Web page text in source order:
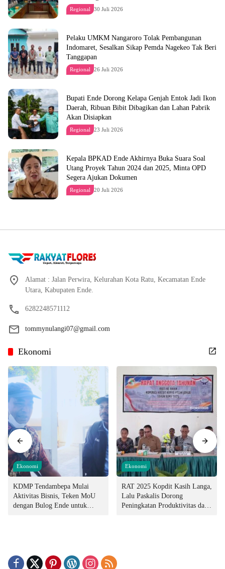
Regional 30 Juli 2026
Pelaku UMKM Nangaroro Tolak Pembangunan
Indomaret, Sesalkan Sikap Pemda Nagekeo Tak Beri
Tanggapan
Regional 26 Juli 2026
Bupati Ende Dorong Kelapa Genjah Entok Jadi Ikon
Daerah, Ribuan Bibit Dibagikan dan Lahan Pabrik
Akan Disiapkan
Regional 23 Juli 2026
Kepala BPKAD Ende Akhirnya Buka Suara Soal
Utang Proyek Tahun 2024 dan 2025, Minta OPD
Segera Ajukan Dokumen
Regional 20 Juli 2026
Alamat : Jalan Perwira, Kelurahan Kota Ratu, Kecamatan Ende
Utara, Kabupaten Ende.
6282248571112
tommynulangi07@gmail.com
Ekonomi
Ekonomi
KDMP Tendambepa Mulai
Aktivitas Bisnis, Teken MoU
dengan Bulog Ende untuk
Ekonomi
RAT 2025 Kopdit Kasih Langa,
Lalu Paskalis Dorong
Peningkatan Produktivitas dan